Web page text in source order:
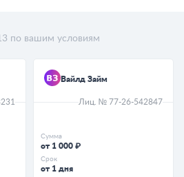
по вашим условиям
Вайлд Займ
Лиц. № 77-26-542847
Сумма
от 1 000 ₽
Срок
от 1 дня